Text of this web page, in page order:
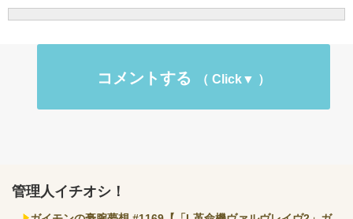
コメントする
管理人イチオシ！